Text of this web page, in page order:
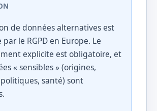
de données alternatives est
le RGPD en Europe. Le
explicite est obligatoire, et
« sensibles » (origines,
santé) sont